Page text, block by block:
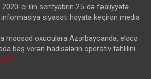
2020-cı ilin sentyabrın 25-də fəaliyyətə
informasiya siyasəti həyata keçirən media
məqsəd oxuculara Azərbaycanda, eləcə
baş verən hadisələrin operativ təhlilini
ardı …